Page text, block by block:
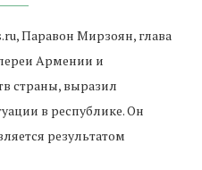
Паравон Мирзоян, глава
Армении и
страны, выразил
в республике. Он
результатом